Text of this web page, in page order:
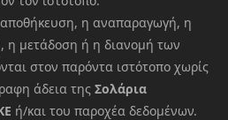
η αναπαραγωγή, η
η μετάδοση ή η διανομή των
στον παρόντα ιστότοπο χωρίς
άδεια της Σολάρια
ή/και του παροχέα δεδομένων.